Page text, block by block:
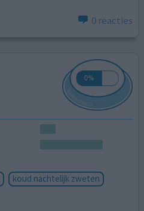
0 reacties
koud nachtelijk zweten